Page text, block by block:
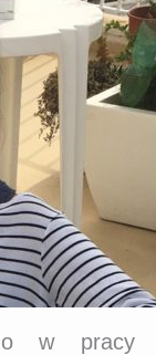
w pracy